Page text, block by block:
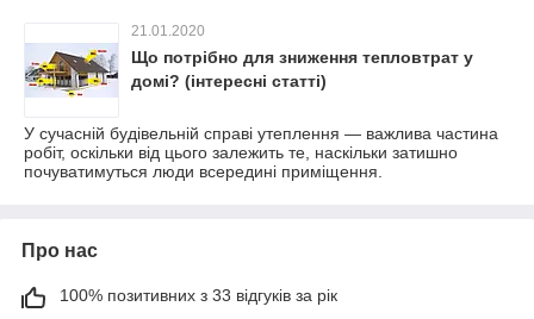
21.01.2020
Що потрібно для зниження тепловтрат у
домі? (інтересні статті)
У сучасній будівельній справі утеплення — важлива частина
робіт, оскільки від цього залежить те, наскільки затишно
почуватимуться люди всередині приміщення.
Про нас
100% позитивних з 33 відгуків за рік